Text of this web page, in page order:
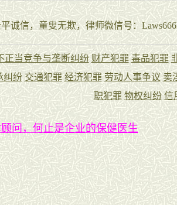
诚信，童叟无欺，律师微信号：
问，何止是企业的保健医生